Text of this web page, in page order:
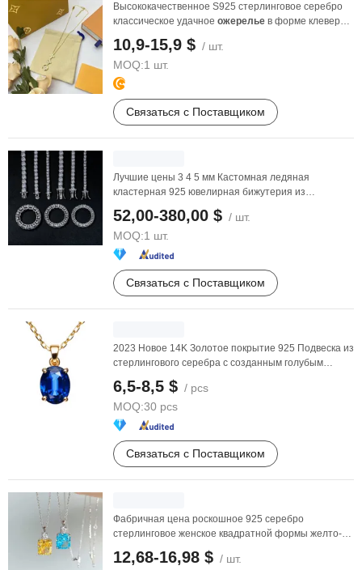
Высококачественное S925 стерлинговое серебро
классическое удачное ожерелье в форме клевера с
10,9-15,9 $ / шт.
MOQ:1 шт.
Связаться с Поставщиком
Лучшие цены 3 4 5 мм Кастомная ледяная
кластерная 925 ювелирная бижутерия из
стерлингового серебра в ...
52,00-380,00 $ / шт.
MOQ:1 шт.
Связаться с Поставщиком
2023 Новое 14K Золотое покрытие 925 Подвеска из
стерлингового серебра с созданным голубым
6,5-8,5 $ / pcs
MOQ:30 pcs
Связаться с Поставщиком
Фабричная цена роскошное 925 серебро
стерлинговое женское квадратной формы желто-
синее 5A сверкающее ...
12,68-16,98 $ / шт.